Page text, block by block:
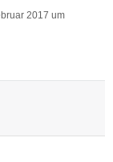
2017 um